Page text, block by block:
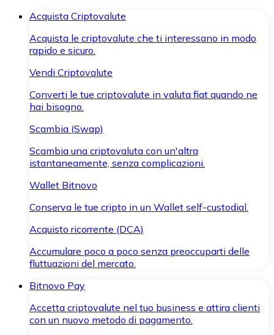
Acquista Criptovalute
Acquista le criptovalute che ti interessano in modo
rapido e sicuro.
Vendi Criptovalute
Converti le tue criptovalute in valuta fiat quando ne
hai bisogno.
Scambia (Swap)
Scambia una criptovaluta con un'altra
istantaneamente, senza complicazioni.
Wallet Bitnovo
Conserva le tue cripto in un Wallet self-custodial.
Acquisto ricorrente (DCA)
Accumulare poco a poco senza preoccuparti delle
fluttuazioni del mercato.
Bitnovo Pay
Accetta criptovalute nel tuo business e attira clienti
con un nuovo metodo di pagamento.